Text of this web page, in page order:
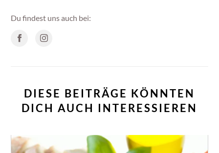
Du findest uns auch bei:
DIESE BEITRÄGE KÖNNTEN
DICH AUCH INTERESSIEREN